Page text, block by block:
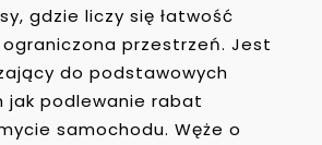
gdzie liczy się łatwość
przestrzeń. Jest
do podstawowych
jak podlewanie rabat
samochodu. Węże o